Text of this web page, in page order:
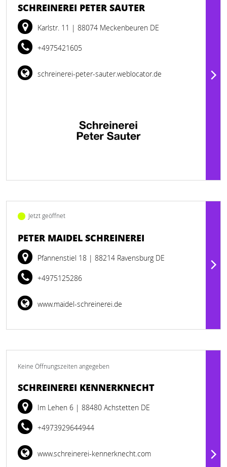
SCHREINEREI PETER SAUTER
Karlstr. 11 | 88074 Meckenbeuren DE
+4975421605
schreinerei-peter-sauter.weblocator.de
Jetzt geöffnet
PETER MAIDEL SCHREINEREI
Pfannenstiel 18 | 88214 Ravensburg DE
+4975125286
www.maidel-schreinerei.de
Keine Öffnungszeiten angegeben
SCHREINEREI KENNERKNECHT
Im Lehen 6 | 88480 Achstetten DE
+4973929644944
www.schreinerei-kennerknecht.com